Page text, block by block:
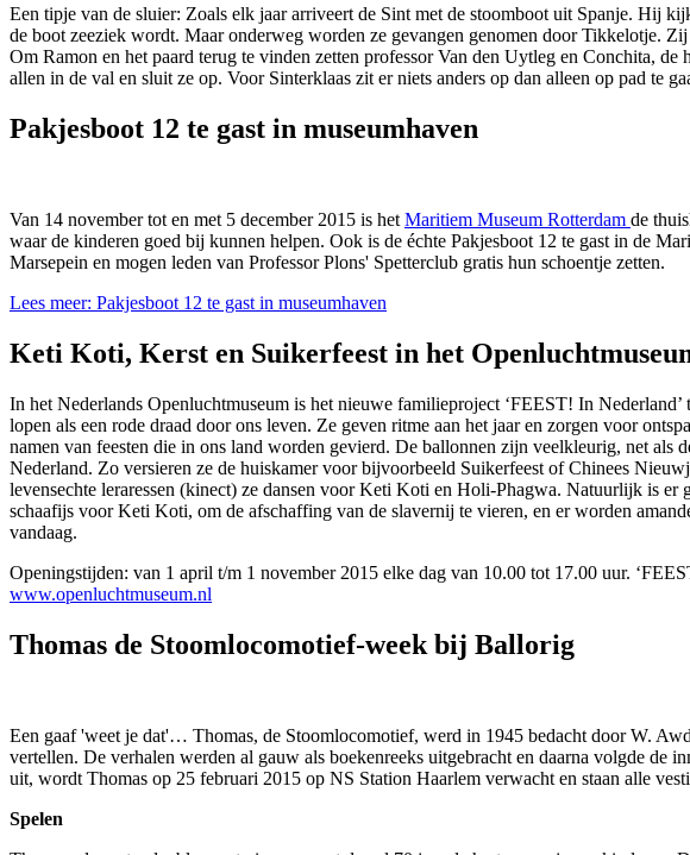
Een tipje van de sluier: Zoals elk jaar arriveert de Sint met de stoomboot uit Spanje. Hij
de boot zeeziek wordt. Maar onderweg worden ze gevangen genomen door Tikkelotje.
Om Ramon en het paard terug te vinden zetten professor Van den Uytleg en Conchita,
allen in de val en sluit ze op. Voor Sinterklaas zit er niets anders op dan alleen op pad te
Pakjesboot 12 te gast in museumhaven
Van 14 november tot en met 5 december 2015 is het Maritiem Museum Rotterdam de
waar de kinderen goed bij kunnen helpen. Ook is de échte Pakjesboot 12 te gast in de
Marsepein en mogen leden van Professor Plons' Spetterclub gratis hun schoentje zetten.
Lees meer: Pakjesboot 12 te gast in museumhaven
Keti Koti, Kerst en Suikerfeest in het
In het Nederlands Openluchtmuseum is het nieuwe familieproject ‘FEEST! In
lopen als een rode draad door ons leven. Ze geven ritme aan het jaar en zorgen voor
namen van feesten die in ons land worden gevierd. De ballonnen zijn veelkleurig, net als
Nederland. Zo versieren ze de huiskamer voor bijvoorbeeld Suikerfeest of Chinees
levensechte leraressen (kinect) ze dansen voor Keti Koti en Holi-Phagwa. Natuurlijk is er
schaafijs voor Keti Koti, om de afschaffing van de slavernij te vieren, en er worden
vandaag.
Openingstijden: van 1 april t/m 1 november 2015 elke dag van 10.00 tot 17.00 uur.
www.openluchtmuseum.nl
Thomas de Stoomlocomotief-week bij Ballorig
Een gaaf 'weet je dat'… Thomas, de Stoomlocomotief, werd in 1945 bedacht door W.
vertellen. De verhalen werden al gauw als boekenreeks uitgebracht en daarna volgde
uit, wordt Thomas op 25 februari 2015 op NS Station Haarlem verwacht en staan alle
Spelen